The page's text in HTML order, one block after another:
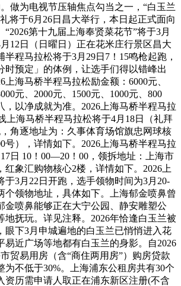
做为电视节压轴焦点勾当之一，“白玉兰
将于6月26日昌大举行，本日起正式面向
第十九届上海奉贤菜花节”将于3月
12日（日曜日）正在花米庄行景区昌大
半程马拉松将于3月29日7！15鸣枪起跑，
时预定」的体例，让选手们得以错峰出
上海马桥半程马拉松励金额：6000元、
元、2000元、1500元、1000元、800
，以净成就为准。2026上海马桥半程马拉
上海马桥半程马拉松将于4月18日（礼拜
角逐地址为：久事体育场馆旗忠网球核
号），详情如下。2026上海马桥半程马拉
日 10！00—20！00，领拆地址：上海市
红象汇购物核心2楼，详情如下。2026上
于3月22日开跑，选手领物时间为3月20-
个领物地址，具体如下。上海郁金喷鼻曾
金喷鼻能够正在大宁公园、静安雕塑公
地抚玩。详见注释。2026年恰逢白玉兰被
眼下3月申城遍地的白玉兰已悄悄进入花
易近广场等地都有白玉兰的身影。自2026
贸易用房（含“商住两用房”）购房贷款
为不低于30%。上海浦东公租房共有30个
资历需申请人取正在浦东新区注册(不含